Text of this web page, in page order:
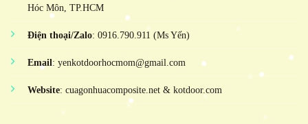
Hóc Môn, TP.HCM
Điện thoại/Zalo: 0916.790.911 (Ms Yến)
Email: yenkotdoorhocmom@gmail.com
Website: cuagonhuacomposite.net & kotdoor.com